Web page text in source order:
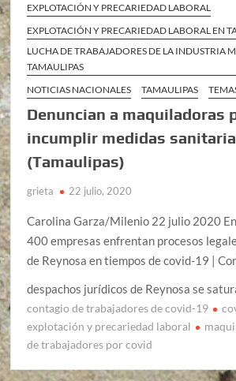
EXPLOTACIÓN Y PRECARIEDAD LABORAL
EXPLOTACIÓN Y PRECARIEDAD LABORAL EN
LUCHA DE TRABAJADORES DE LA INDUSTRIA
TAMAULIPAS
NOTICIAS NACIONALES
TAMAULIPAS
Denuncian a maquiladoras
incumplir medidas
(Tamaulipas)
grieta 22 julio, 2020
Carolina Garza/Milenio 22 julio 2020
400 empresas enfrentan procesos
de Reynosa en tiempos de covid-19 |
despachos jurídicos de Reynosa se
contagio de trabajadores de covid-19
explotación y precariedad laboral
de trabajadores por covid